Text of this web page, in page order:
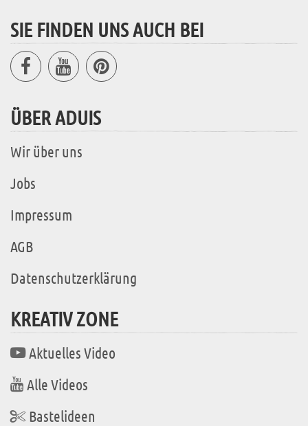
SIE FINDEN UNS AUCH BEI
ÜBER ADUIS
Wir über uns
Jobs
Impressum
AGB
Datenschutzerklärung
KREATIV ZONE
Aktuelles Video
Alle Videos
Bastelideen